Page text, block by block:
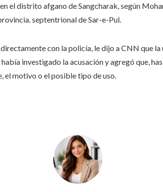
el distrito afgano de Sangcharak, según
septentrional de Sar-e-Pul.
con la policía, le dijo a CNN que
investigado la acusación y agregó que,
el motivo o el posible tipo de uso.